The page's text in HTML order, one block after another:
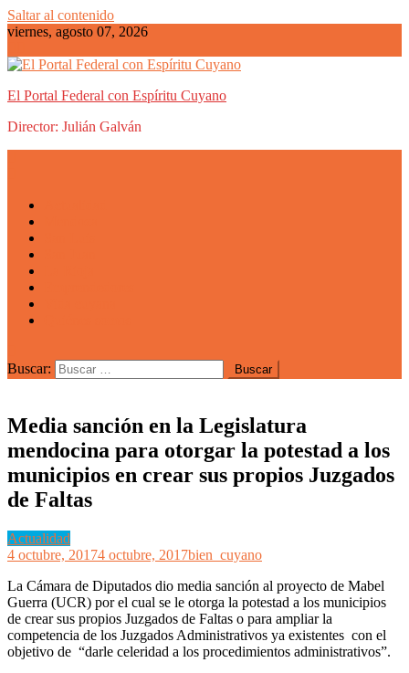
Saltar al contenido
viernes, agosto 07, 2026
El Portal Federal con Espíritu Cuyano
Director: Julián Galván
Buscar:
Media sanción en la Legislatura
mendocina para otorgar la potestad a los
municipios en crear sus propios Juzgados
de Faltas
Actualidad
4 octubre, 20174 octubre, 2017bien_cuyano
La Cámara de Diputados dio media sanción al proyecto de Mabel
Guerra (UCR) por el cual se le otorga la potestad a los municipios
de crear sus propios Juzgados de Faltas o para ampliar la
competencia de los Juzgados Administrativos ya existentes con el
objetivo de “darle celeridad a los procedimientos administrativos”.